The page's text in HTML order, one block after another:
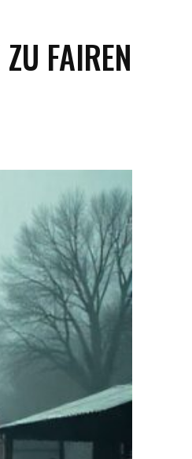
FAIREN